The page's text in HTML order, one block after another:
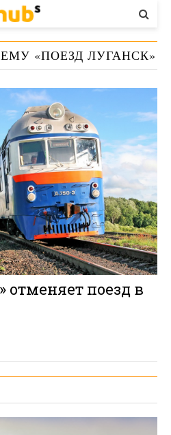
«ПОЕЗД ЛУГАНСК»
отменяет поезд в